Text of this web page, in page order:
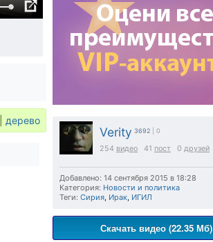
Verity 3692 | 0
254 видео 41 пост 0 друзей
Добавлено: 14 сентября 2015 в 18:28
Категория: Новости и политика
Теги: Сирия, Ирак, ИГИЛ
Скачать видео (22.35 Мб)
дерево